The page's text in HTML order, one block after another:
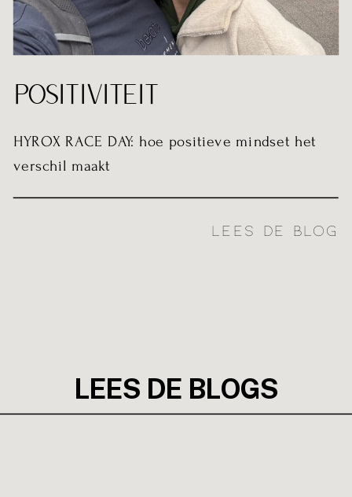
LEES DE BLOG
HYROX RACE DAY: hoe positieve mindset het
verschil maakt
POSITIVITEIT
LEES DE BLOGS